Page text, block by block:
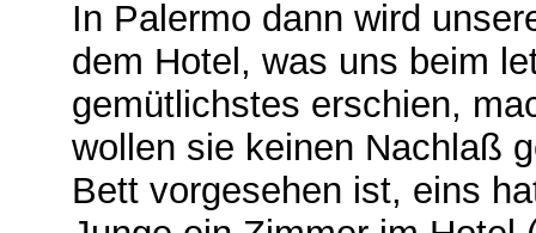
In Palermo dann wird
dem Hotel, was uns beim
gemütlichstes erschien,
wollen sie keinen Nachlaß
Bett vorgesehen ist, eins